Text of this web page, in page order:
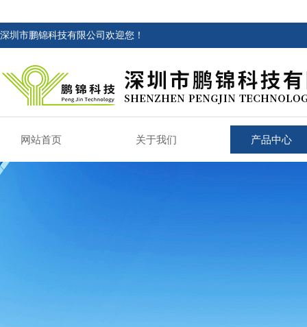
深圳市鹏锦科技有限公司欢迎您！
网站首页 关于我们 产品中心